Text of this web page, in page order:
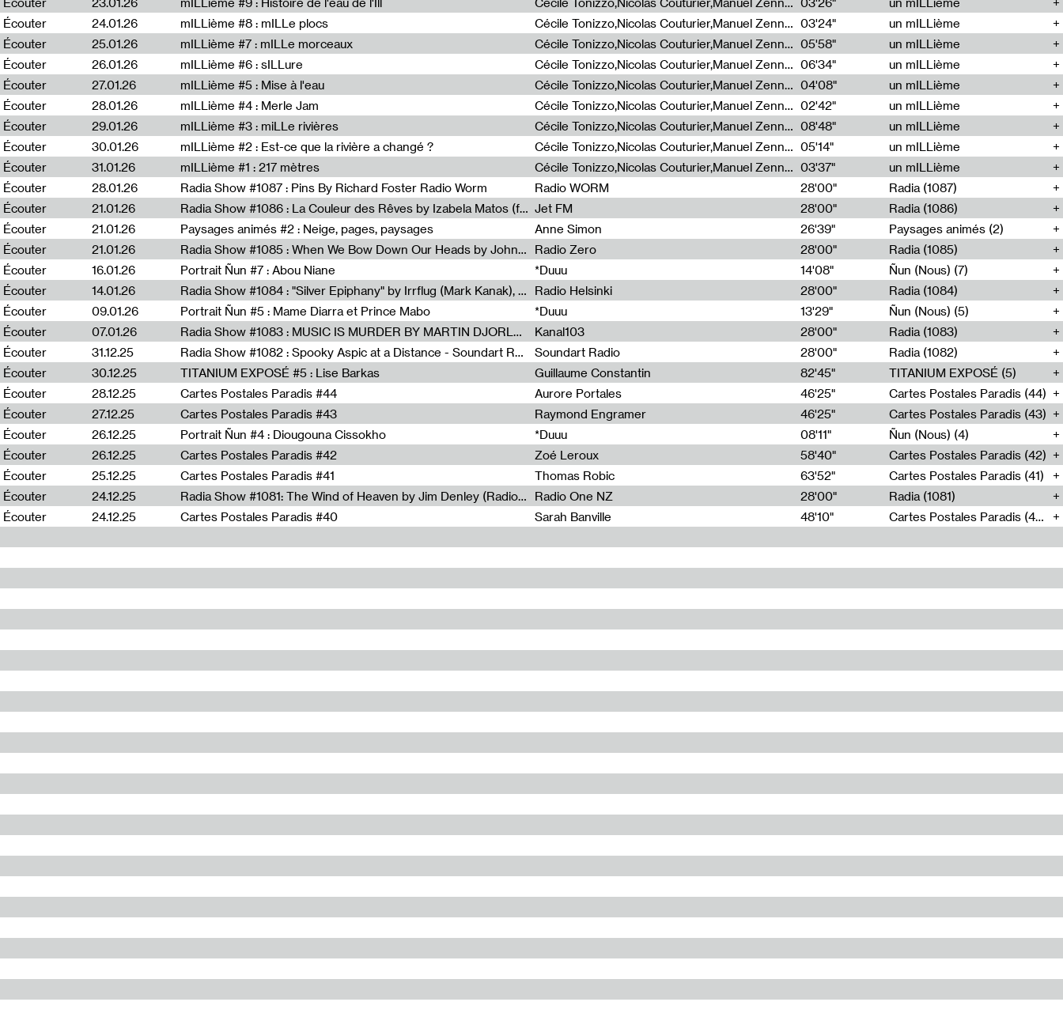
Écouter
24.01.26 mILLième #8 : mILLe plocs Cécile Tonizzo,Nicolas Couturier,Manuel Zenner,Aquila Lescene,Curtis Coco,Cyril Magnier 03'24"
un mILLième
Écouter
25.01.26 mILLième #7 : mILLe morceaux Cécile Tonizzo,Nicolas Couturier,Manuel Zenner,Aquila Lescene,Curtis Coco,Cyril Magnier 05'58"
un mILLième
Écouter
26.01.26 mILLième #6 : sILLure Cécile Tonizzo,Nicolas Couturier,Manuel Zenner,Aquila Lescene,Curtis Coco,Cyril Magnier 06'34"
un mILLième
Écouter
27.01.26 mILLième #5 : Mise à l'eau Cécile Tonizzo,Nicolas Couturier,Manuel Zenner,Aquila Lescene,Curtis Coco,Cyril Magnier 04'08"
un mILLième
Écouter
28.01.26 mILLième #4 : Merle Jam Cécile Tonizzo,Nicolas Couturier,Manuel Zenner,Aquila Lescene,Curtis Coco,Cyril Magnier 02'42"
un mILLième
Écouter
29.01.26 mILLième #3 : miLLe rivières Cécile Tonizzo,Nicolas Couturier,Manuel Zenner,Aquila Lescene,Curtis Coco,Cyril Magnier 08'48"
un mILLième
Écouter
30.01.26 mILLième #2 : Est-ce que la rivière a changé ? Cécile Tonizzo,Nicolas Couturier,Manuel Zenner,Aquila Lescene,Curtis Coco,Cyril Magnier 05'14"
un mILLième
Écouter
31.01.26 mILLième #1 : 217 mètres Cécile Tonizzo,Nicolas Couturier,Manuel Zenner,Aquila Lescene,Curtis Coco,Cyril Magnier 03'37"
un mILLième
Écouter
28.01.26 Radia Show #1087 : Pins By Richard Foster Radio Worm Radio WORM 28'00"
Radia (1087)
Écouter
21.01.26 Radia Show #1086 : La Couleur des Rêves by Izabela Matos (for Jet FM) Jet FM 28'00"
Radia (1086)
Écouter
21.01.26 Paysages animés #2 : Neige, pages, paysages Anne Simon 26'39"
Paysages animés (2)
Écouter
21.01.26 Radia Show #1085 : When We Bow Down Our Heads by John Roach (Radia edit, Rádio Zero) Radio Zero 28'00"
Radia (1085)
Écouter
16.01.26 Portrait Ñun #7 : Abou Niane *Duuu 14'08"
Ñun (Nous) (7)
Écouter
14.01.26 Radia Show #1084 : "Silver Epiphany" by Irrflug (Mark Kanak), featuring Jarboe and Blixa Bargeld (for Radio Helsinki) Radio Helsinki 28'00"
Radia (1084)
Écouter
09.01.26 Portrait Ñun #5 : Mame Diarra et Prince Mabo *Duuu 13'29"
Ñun (Nous) (5)
Écouter
07.01.26 Radia Show #1083 : MUSIC IS MURDER BY MARTIN DJORLEV (KANAL103) Kanal103 28'00"
Radia (1083)
Écouter
31.12.25 Radia Show #1082 : Spooky Aspic at a Distance - Soundart Radio Soundart Radio 28'00"
Radia (1082)
Écouter
30.12.25 TITANIUM EXPOSÉ #5 : Lise Barkas Guillaume Constantin 82'45"
TITANIUM EXPOSÉ (5)
Écouter
28.12.25 Cartes Postales Paradis #44 Aurore Portales 46'25"
Cartes Postales Paradis (44)
Écouter
27.12.25 Cartes Postales Paradis #43 Raymond Engramer 46'25"
Cartes Postales Paradis (43)
Écouter
26.12.25 Portrait Ñun #4 : Diougouna Cissokho *Duuu 08'11"
Ñun (Nous) (4)
Écouter
26.12.25 Cartes Postales Paradis #42 Zoé Leroux 58'40"
Cartes Postales Paradis (42)
Écouter
25.12.25 Cartes Postales Paradis #41 Thomas Robic 63'52"
Cartes Postales Paradis (41)
Écouter
24.12.25 Radia Show #1081: The Wind of Heaven by Jim Denley (Radio One 91 FM) Radio One NZ 28'00"
Radia (1081)
Écouter
24.12.25 Cartes Postales Paradis #40 Sarah Banville 48'10" Cartes Postales Paradis (40)